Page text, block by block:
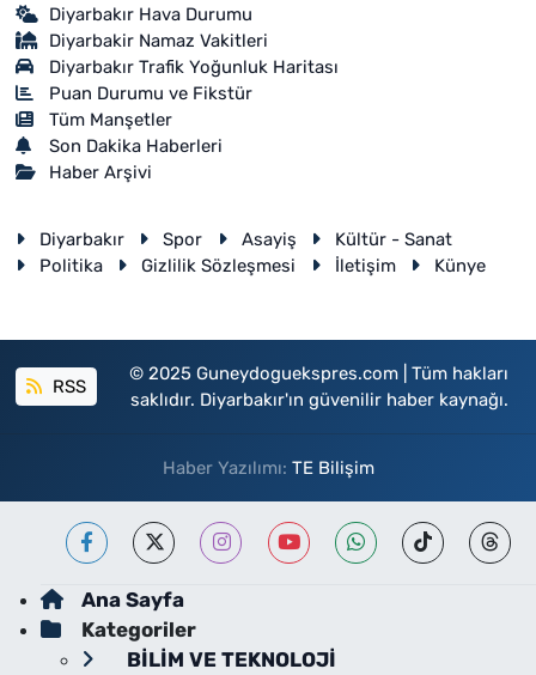
Diyarbakır Hava Durumu
Diyarbakir Namaz Vakitleri
Diyarbakır Trafik Yoğunluk Haritası
Puan Durumu ve Fikstür
Tüm Manşetler
Son Dakika Haberleri
Haber Arşivi
Diyarbakır Spor Asayiş
Kültür - Sanat
Politika
Gizlilik Sözleşmesi İletişim Künye
RSS
© 2025 Guneydoguekspres.com | Tüm hakları
saklıdır. Diyarbakır'ın güvenilir haber kaynağı.
Haber Yazılımı: TE Bilişim
Ana Sayfa
Kategoriler
BİLİM VE TEKNOLOJİ